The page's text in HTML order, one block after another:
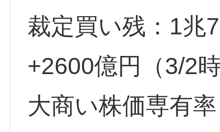
裁定買い残：1
+2600億円（3/2
大商い株価専